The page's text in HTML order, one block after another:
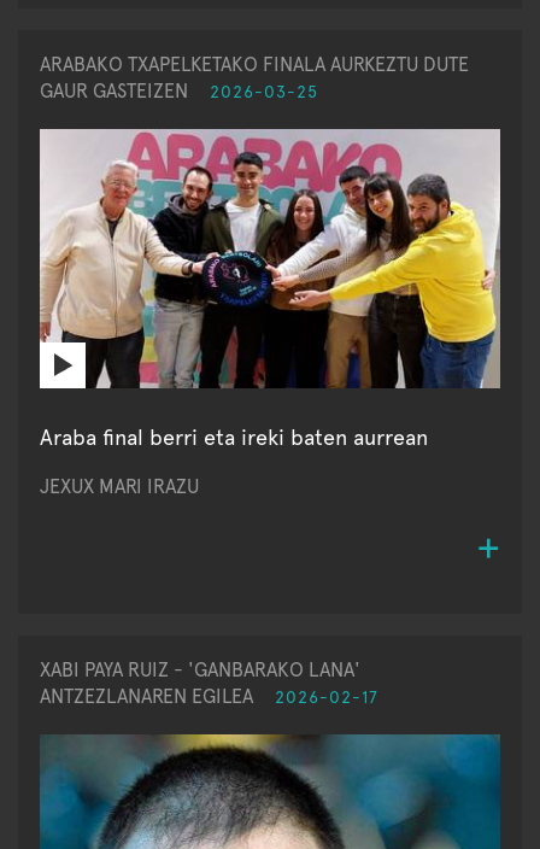
ARABAKO TXAPELKETAKO FINALA AURKEZTU DUTE
GAUR GASTEIZEN
2026-03-25
Araba final berri eta ireki baten aurrean
JEXUX MARI IRAZU
XABI PAYA RUIZ - 'GANBARAKO LANA'
ANTZEZLANAREN EGILEA
2026-02-17